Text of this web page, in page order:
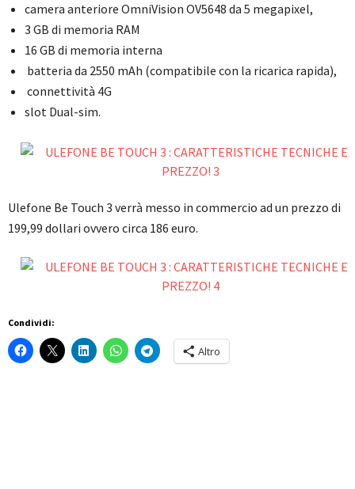
camera anteriore OmniVision OV5648 da 5 megapixel,
3 GB di memoria RAM
16 GB di memoria interna
batteria da 2550 mAh (compatibile con la ricarica rapida),
connettività 4G
slot Dual-sim.
Ulefone Be Touch 3 verrà messo in commercio ad un prezzo di
199,99 dollari ovvero circa 186 euro.
Condividi:
Altro